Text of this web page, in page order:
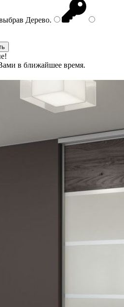
Дерево.
в ближайшее время.